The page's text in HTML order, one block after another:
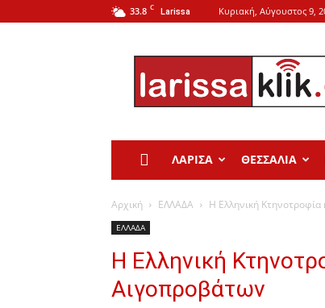
33.8 C Larissa Κυριακή, Αύγουστος 9,
Larissa
ΛΑΡΙΣΑ ΘΕΣΣΑΛΙΑ
Αρχική ΕΛΛΑΔΑ Η Ελληνική
ΕΛΛΑΔΑ
Η Ελληνική
Αιγοπροβάτων